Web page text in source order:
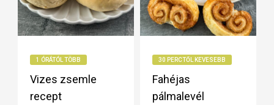
1 ÓRÁTÓL TÖBB
Vizes zsemle
recept
30 PERCTŐL KEVESEBB
Fahéjas
pálmalevél